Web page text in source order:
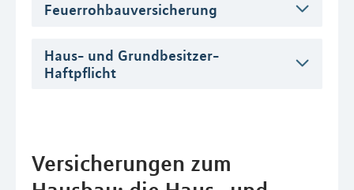
Feuerrohbauversicherung
Haus- und Grundbesitzer-
Haftpflicht
Versicherungen zum